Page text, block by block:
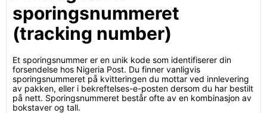
sporingsnummeret
(tracking number)
Et sporingsnummer er en unik kode som identifiserer din
forsendelse hos Nigeria Post. Du finner vanligvis
sporingsnummeret på kvitteringen du mottar ved innlevering
av pakken, eller i bekreftelses-e-posten dersom du har bestilt
på nett. Sporingsnummeret består ofte av en kombinasjon av
bokstaver og tall.